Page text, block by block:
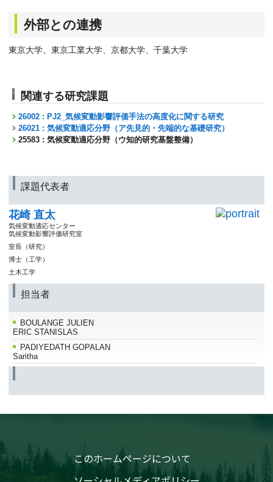
外部との連携
東京大学、東京工業大学、京都大学、千葉大学
関連する研究課題
26002 : PJ2_気候変動影響評価手法の高度化に関する研究
26021 : 気候変動適応分野（ア先見的・先端的な基礎研究）
25583 : 気候変動適応分野（ウ知的研究基盤整備）
課題代表者
花崎 直太
気候変動適応センター
気候変動影響評価研究室
室長（研究）
博士（工学）
土木工学
担当者
BOULANGE JULIEN
ERIC STANISLAS
PADIYEDATH GOPALAN
Saritha
このホームページについて